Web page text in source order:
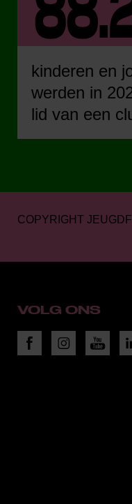
kinderen en
werden in
lid van een
COPYRIGHT
VOLG ONS